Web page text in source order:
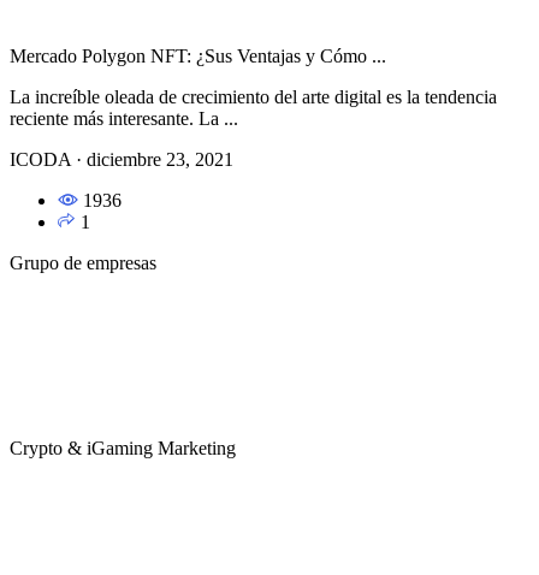
Mercado Polygon NFT: ¿Sus Ventajas y Cómo ...
La increíble oleada de crecimiento del arte digital es la tendencia
reciente más interesante. La ...
ICODA · diciembre 23, 2021
1936
1
Grupo de empresas
Crypto & iGaming Marketing